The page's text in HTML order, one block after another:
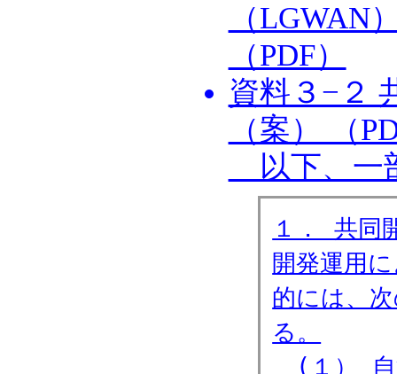
（LGWAN
（PDF）
資料３−２
（案） （
以下、一
１． 共同
開発運用
的には、
る。
(１） 自